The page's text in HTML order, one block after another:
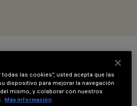
todas las cookies”, usted acepta que las
dispositivo para mejorar la navegación
mismo, y colaborar con nuestros
Más información